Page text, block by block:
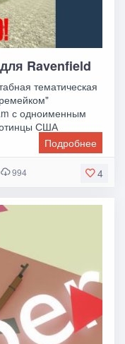
Ravenfield
тематическая
с одноименным
США
Подробнее
4
994